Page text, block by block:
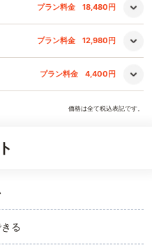
プラン料金 18,480円
プラン料金 12,980円
プラン料金 4,400円
価格は全て税込表記です。
る